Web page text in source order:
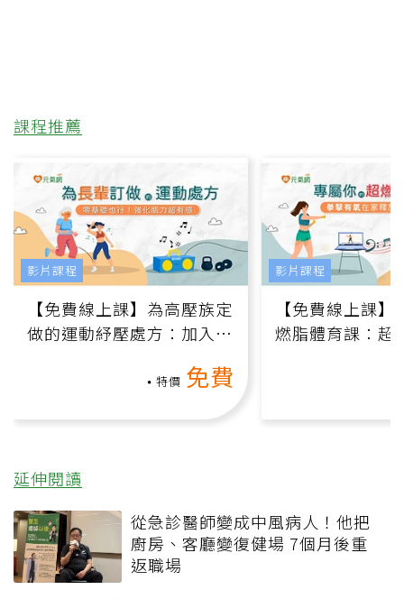
課程推薦
【免費線上課】為高壓族定
做的運動紓壓處方：加入行
特價 免費
影片課程
【免費線上課
燃脂體育課：超
影片課程
延伸閱讀
從急診醫師變成中風病人！他把
廚房、客廳變復健場 7個月後重
返職場